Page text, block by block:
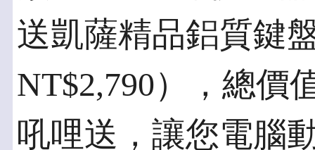
送凱薩精品鋁質鍵
NT$2,790），總價
吼哩送，讓您電腦